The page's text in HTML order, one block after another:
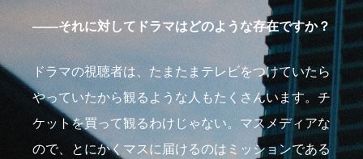
――それに対してドラマはどのような存在ですか？
ドラマの視聴者は、たまたまテレビをつけていたら
やっていたから観るような人もたくさんいます。チ
ケットを買って観るわけじゃない。マスメディアな
ので、とにかくマスに届けるのはミッションである